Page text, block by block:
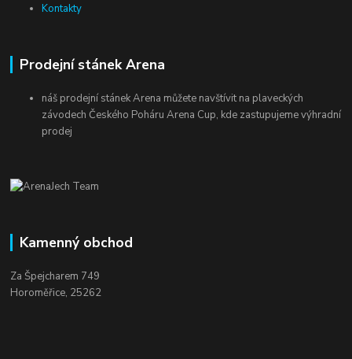
Kontakty
Prodejní stánek Arena
náš prodejní stánek Arena můžete navštívit na plaveckých
závodech Českého Poháru Arena Cup, kde zastupujeme výhradní
prodej
Kamenný obchod
Za Špejcharem 749
Horoměřice, 25262